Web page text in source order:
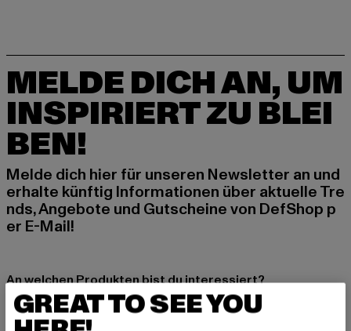
MELDE DICH AN, UM
INSPIRIERT ZU BLEI
BEN!
Melde dich hier für unseren Newsletter an und
erhalte künftig Informationen über aktuelle Tre
nds, Angebote und Gutscheine von DefShop p
er E-Mail!
An welchen Produkten bist du interessiert?
MÄNNER
FRAUEN
GREAT TO SEE YOU